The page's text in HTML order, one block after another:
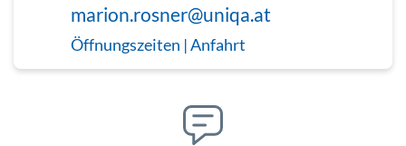
marion.rosner@uniqa.at
Öffnungszeiten | Anfahrt